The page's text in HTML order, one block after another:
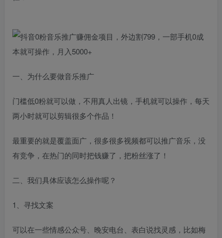
一、为什么要做音乐推广
门槛低0粉就可以做，不用真人出镜，手机就可以操作，每天
两小时就可以剪辑很多个作品！
最重要的就是覆盖面广，很多很多视频都可以推广音乐，没
有竞争，在热门的同时把钱赚了，把粉丝涨了！
二、我们具体应该怎么操作呢？
1、寻找文案
可以在一些情感公众号、晚安电台、表白说找灵感，比如梅